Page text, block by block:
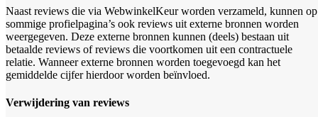
Naast reviews die via WebwinkelKeur worden verzameld, kunnen op
sommige profielpagina’s ook reviews uit externe bronnen worden
weergegeven. Deze externe bronnen kunnen (deels) bestaan uit
betaalde reviews of reviews die voortkomen uit een contractuele
relatie. Wanneer externe bronnen worden toegevoegd kan het
gemiddelde cijfer hierdoor worden beïnvloed.
Verwijdering van reviews